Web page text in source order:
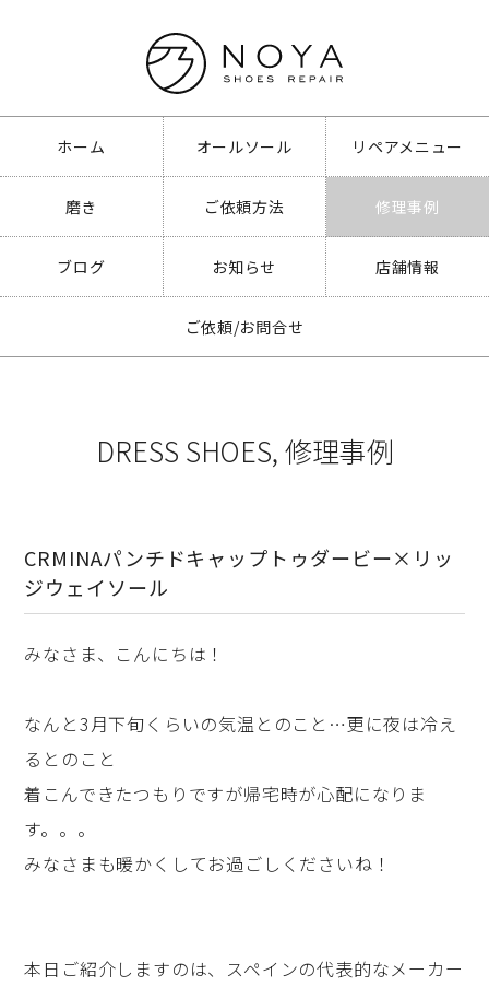
ホーム オールソール リペアメニュー
磨き ご依頼方法 修理事例
ブログ お知らせ 店舗情報
ご依頼/お問合せ
DRESS SHOES,修理事例
CRMINAパンチドキャップトゥダービー×リッ
ジウェイソール
みなさま、こんにちは！
なんと3月下旬くらいの気温とのこと…更に夜は冷え
るとのこと
着こんできたつもりですが帰宅時が心配になりま
す。。。
みなさまも暖かくしてお過ごしくださいね！
本日ご紹介しますのは、スペインの代表的なメーカー